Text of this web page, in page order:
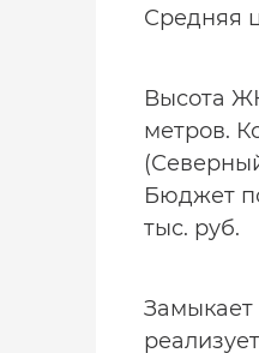
Средняя
Высота
метров.
Бюджет
тыс. руб.
Замыкает